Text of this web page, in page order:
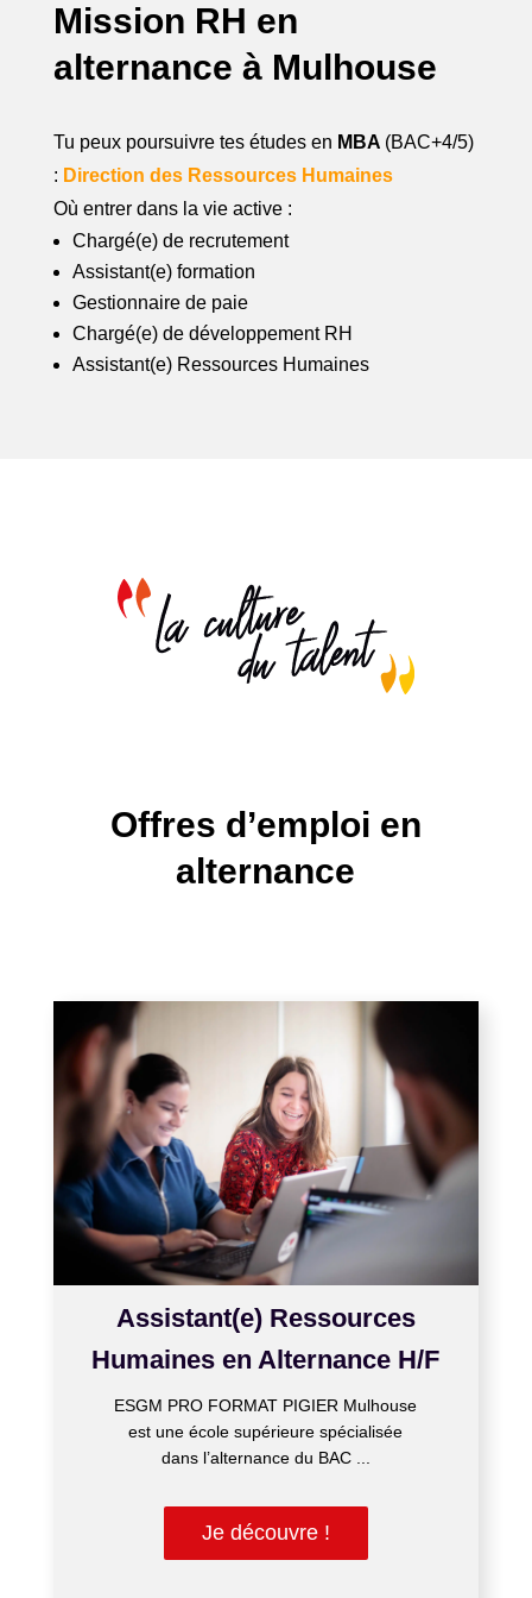
0
2
E
S
O
N
N
2
0
4
Mission RH en
alternance à Mulhouse
Tu peux poursuivre tes études en MBA (BAC+4/5)
: Direction des Ressources Humaines
Où entrer dans la vie active :
Chargé(e) de recrutement
Assistant(e) formation
Gestionnaire de paie
Chargé(e) de développement RH
Assistant(e) Ressources Humaines
Offres d’emploi en
alternance
Assistant(e) Ressources
Humaines en Alternance H/F
ESGM PRO FORMAT PIGIER Mulhouse
est une école supérieure spécialisée
dans l’alternance du BAC ...
Je découvre !